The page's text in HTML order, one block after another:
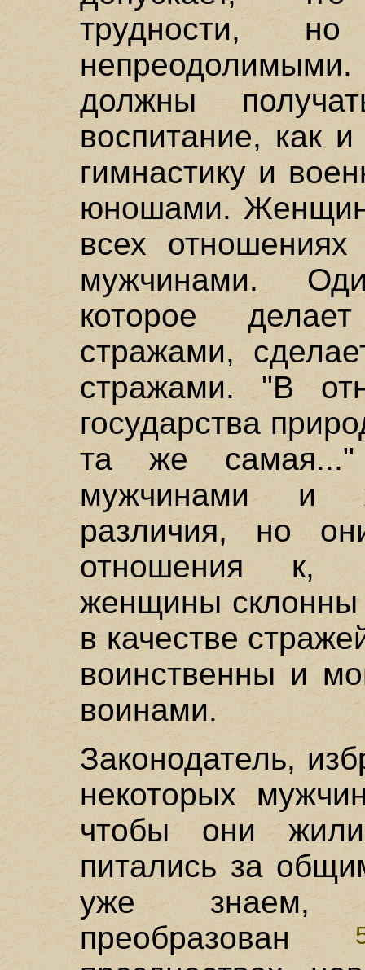
трудности,
должны
воспитание, как
гимнастику и
юношами.
всех
мужчинами.
которое
стражами,
стражами. "В
государства
та же самая..."
мужчинами и
различия, но
отношения к,
женщины склонны
в качестве
воинственны и
воинами.
Законодатель,
некоторых
чтобы они
питались за
уже знаем,
преобразован